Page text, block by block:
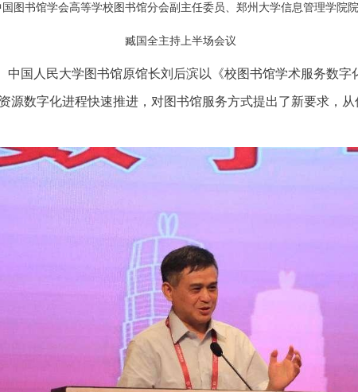
国图书馆学会高等学校图书馆分会副主任委员、郑州大学信息管理学院
臧国全主持上半场会议
中国人民大学图书馆原馆长刘后滨以《校图书馆学术服务数
源数字化进程快速推进，对图书馆服务方式提出了新要求，